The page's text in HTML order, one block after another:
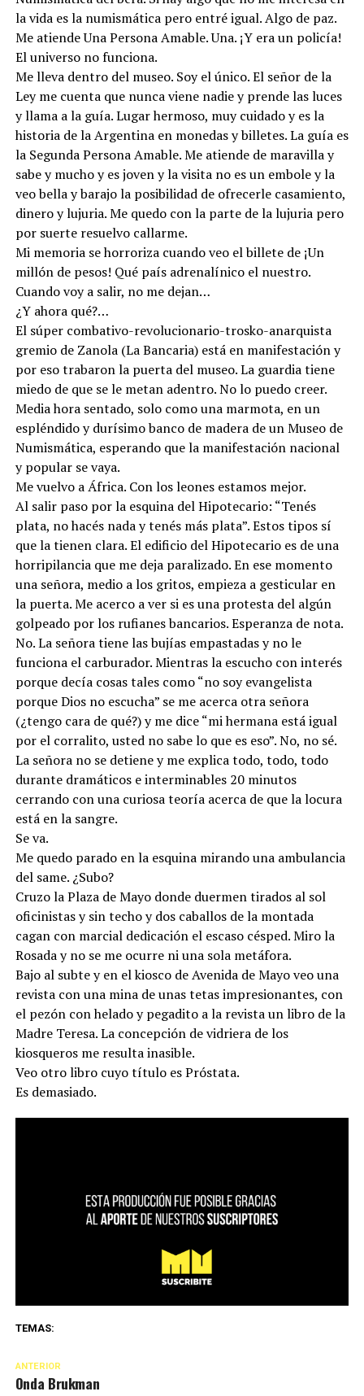
la vida es la numismática pero entré igual. Algo de paz.
Me atiende Una Persona Amable. Una. ¡Y era un policía!
El universo no funciona.
Me lleva dentro del museo. Soy el único. El señor de la
Ley me cuenta que nunca viene nadie y prende las luces
y llama a la guía. Lugar hermoso, muy cuidado y es la
historia de la Argentina en monedas y billetes. La guía es
la Segunda Persona Amable. Me atiende de maravilla y
sabe y mucho y es joven y la visita no es un embole y la
veo bella y barajo la posibilidad de ofrecerle casamiento,
dinero y lujuria. Me quedo con la parte de la lujuria pero
por suerte resuelvo callarme.
Mi memoria se horroriza cuando veo el billete de ¡Un
millón de pesos! Qué país adrenalínico el nuestro.
Cuando voy a salir, no me dejan…
¿Y ahora qué?…
El súper combativo-revolucionario-trosko-anarquista
gremio de Zanola (La Bancaria) está en manifestación y
por eso trabaron la puerta del museo. La guardia tiene
miedo de que se le metan adentro. No lo puedo creer.
Media hora sentado, solo como una marmota, en un
espléndido y durísimo banco de madera de un Museo de
Numismática, esperando que la manifestación nacional
y popular se vaya.
Me vuelvo a África. Con los leones estamos mejor.
Al salir paso por la esquina del Hipotecario: “Tenés
plata, no hacés nada y tenés más plata”. Estos tipos sí
que la tienen clara. El edificio del Hipotecario es de una
horripilancia que me deja paralizado. En ese momento
una señora, medio a los gritos, empieza a gesticular en
la puerta. Me acerco a ver si es una protesta del algún
golpeado por los rufianes bancarios. Esperanza de nota.
No. La señora tiene las bujías empastadas y no le
funciona el carburador. Mientras la escucho con interés
porque decía cosas tales como “no soy evangelista
porque Dios no escucha” se me acerca otra señora
(¿tengo cara de qué?) y me dice “mi hermana está igual
por el corralito, usted no sabe lo que es eso”. No, no sé.
La señora no se detiene y me explica todo, todo, todo
durante dramáticos e interminables 20 minutos
cerrando con una curiosa teoría acerca de que la locura
está en la sangre.
Se va.
Me quedo parado en la esquina mirando una ambulancia
del same. ¿Subo?
Cruzo la Plaza de Mayo donde duermen tirados al sol
oficinistas y sin techo y dos caballos de la montada
cagan con marcial dedicación el escaso césped. Miro la
Rosada y no se me ocurre ni una sola metáfora.
Bajo al subte y en el kiosco de Avenida de Mayo veo una
revista con una mina de unas tetas impresionantes, con
el pezón con helado y pegadito a la revista un libro de la
Madre Teresa. La concepción de vidriera de los
kiosqueros me resulta inasible.
Veo otro libro cuyo título es Próstata.
Es demasiado.
TEMAS:
ANTERIOR
Onda Brukman